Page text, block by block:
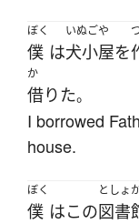
ぼく
僕 は
いぬごや
犬小屋を
か
借りた。
I borrowed
house.
ぼく
僕 はこの
としょ
図書